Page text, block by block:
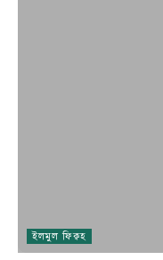
ইলমুল ফিক্বহ